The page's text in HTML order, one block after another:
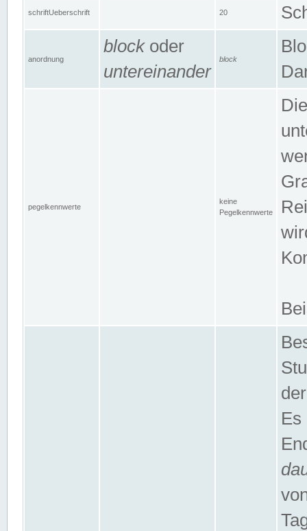
schriftUeberschrift 20
anordnung
blockoder
untereinander
block
pegelkennwerte
keine
Pegelkennwerte
Es